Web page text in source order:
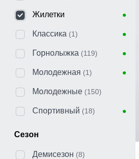
Жилетки
Классика (1)
Горнолыжка (119)
Молодежная (1)
Молодежные (150)
Спортивный (18)
Сезон
Демисезон (8)